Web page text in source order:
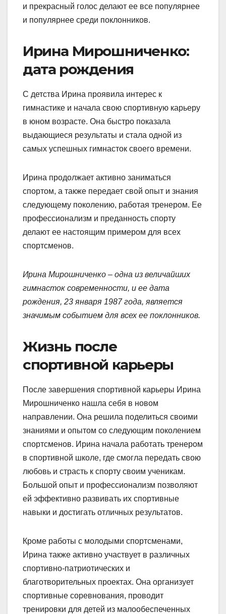
и прекрасный голос делают ее все популярнее
и популярнее среди поклонников.
Ирина Мирошниченко:
дата рождения
С детства Ирина проявила интерес к
гимнастике и начала свою спортивную карьеру
в юном возрасте. Она быстро показала
выдающиеся результаты и стала одной из
самых успешных гимнасток своего времени.
Ирина продолжает активно заниматься
спортом, а также передает свой опыт и знания
следующему поколению, работая тренером. Ее
профессионализм и преданность спорту
делают ее настоящим примером для всех
спортсменов.
Ирина Мирошниченко – одна из величайших
гимнасток современности, и ее дата
рождения, 23 января 1987 года, является
значимым событием для всех ее поклонников.
Жизнь после
спортивной карьеры
После завершения спортивной карьеры Ирина
Мирошниченко нашла себя в новом
направлении. Она решила поделиться своими
знаниями и опытом со следующим поколением
спортсменов. Ирина начала работать тренером
в спортивной школе, где смогла передать свою
любовь и страсть к спорту своим ученикам.
Большой опыт и профессионализм позволяют
ей эффективно развивать их спортивные
навыки и достигать отличных результатов.
Кроме работы с молодыми спортсменами,
Ирина также активно участвует в различных
спортивно-патриотических и
благотворительных проектах. Она организует
спортивные соревнования, проводит
тренировки для детей из малообеспеченных